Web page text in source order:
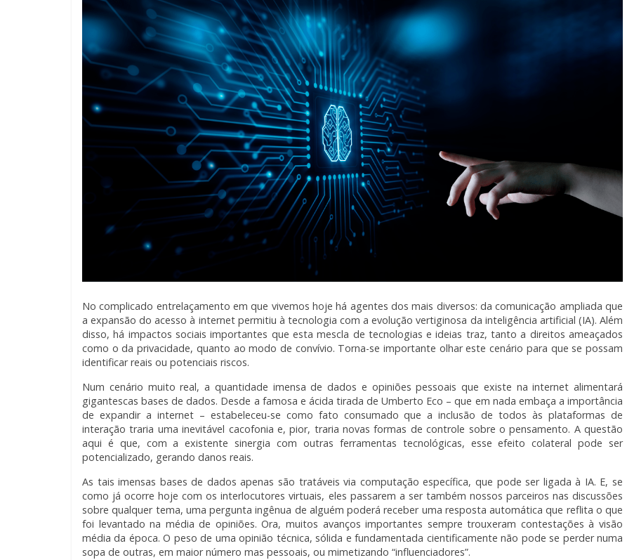
No complicado entrelaçamento em que vivemos hoje há agentes dos mais diversos: da comunicação ampliada que
a expansão do acesso à internet permitiu à tecnologia com a evolução vertiginosa da inteligência artificial (IA). Além
disso, há impactos sociais importantes que esta mescla de tecnologias e ideias traz, tanto a direitos ameaçados
como o da privacidade, quanto ao modo de convívio. Torna-se importante olhar este cenário para que se possam
identificar reais ou potenciais riscos.
Num cenário muito real, a quantidade imensa de dados e opiniões pessoais que existe na internet alimentará
gigantescas bases de dados. Desde a famosa e ácida tirada de Umberto Eco – que em nada embaça a importância
de expandir a internet – estabeleceu-se como fato consumado que a inclusão de todos às plataformas de
interação traria uma inevitável cacofonia e, pior, traria novas formas de controle sobre o pensamento. A questão
aqui é que, com a existente sinergia com outras ferramentas tecnológicas, esse efeito colateral pode ser
potencializado, gerando danos reais.
As tais imensas bases de dados apenas são tratáveis via computação específica, que pode ser ligada à IA. E, se
como já ocorre hoje com os interlocutores virtuais, eles passarem a ser também nossos parceiros nas discussões
sobre qualquer tema, uma pergunta ingênua de alguém poderá receber uma resposta automática que reflita o que
foi levantado na média de opiniões. Ora, muitos avanços importantes sempre trouxeram contestações à visão
média da época. O peso de uma opinião técnica, sólida e fundamentada cientificamente não pode se perder numa
sopa de outras, em maior número mas pessoais, ou mimetizando “influenciadores”.